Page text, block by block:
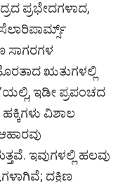
ಪ್ರಭೇದಗಳಾದ,
ಸಾಗರಗಳ
ಋತುಗಳಲ್ಲಿ
ಇಡೀ ಪ್ರಪಂಚದ
ವಿಶಾಲ
ಇವುಗಳಲ್ಲಿ ಹಲವು
ದಕ್ಷಿಣ